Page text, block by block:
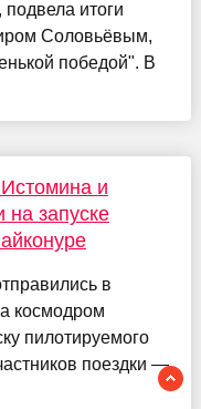
итоги
Соловьёвым,
победой". В
и
запуске
в
космодром
пилотируемого
поездки —